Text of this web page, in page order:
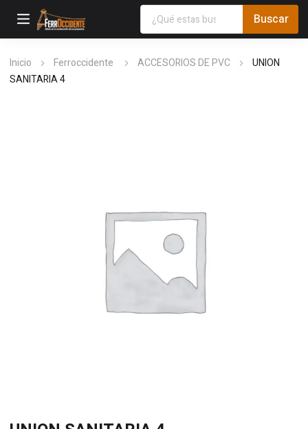
Inicio Ferroccidente ACCESORIOS DE PVC
UNION
SANITARIA 4